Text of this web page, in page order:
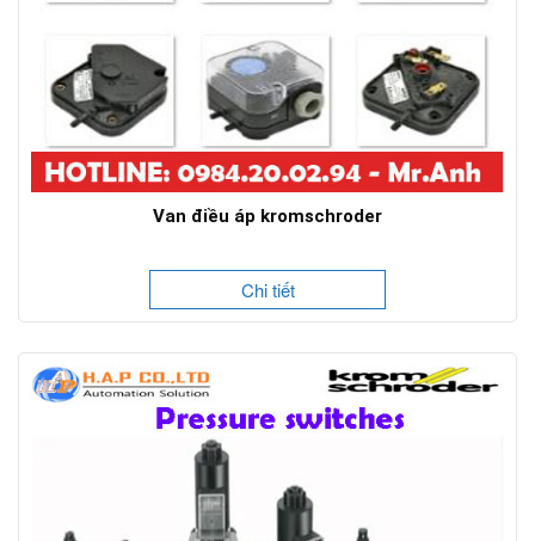
Van điều áp kromschroder
Chi tiết